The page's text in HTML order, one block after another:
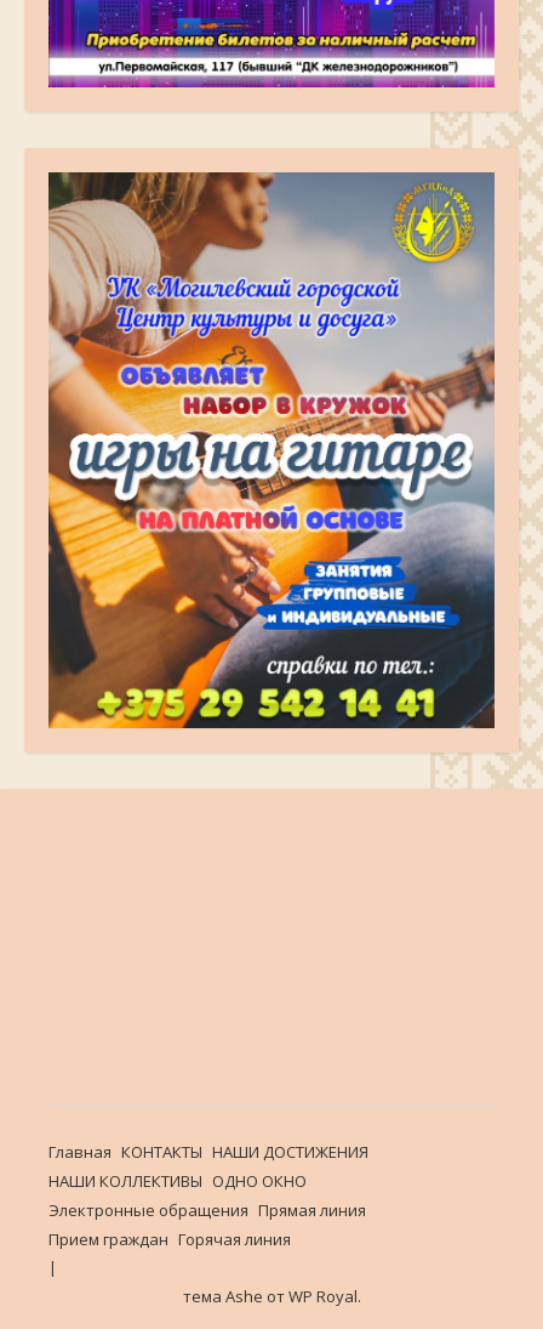
Главная КОНТАКТЫ НАШИ ДОСТИЖЕНИЯ
НАШИ КОЛЛЕКТИВЫ ОДНО ОКНО
Электронные обращения Прямая линия
Прием граждан Горячая линия
тема Ashe отWP Royal.